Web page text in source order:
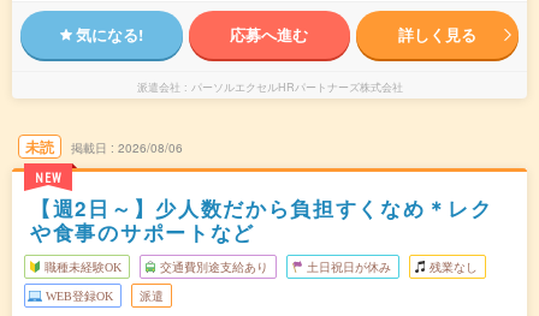
気になる! 応募へ進む 詳しく見る
派遣会社 パーソルエクセルHRパートナーズ株式会社
未読
NEW
掲載日 2026/08/06
【週2日～】少人数だから負担すくなめ＊レク
や食事のサポートなど
職種未経験OK 交通費別途支給あり 土日祝日が休み 残業なし
WEB登録OK 派遣